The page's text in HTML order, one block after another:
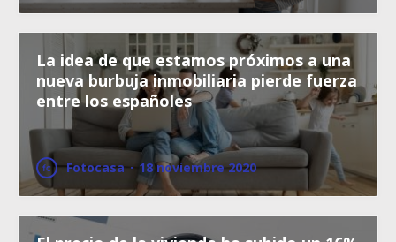
La idea de que estamos próximos a una
nueva burbuja inmobiliaria pierde fuerza
entre los españoles
Fotocasa · 18 noviembre 2020